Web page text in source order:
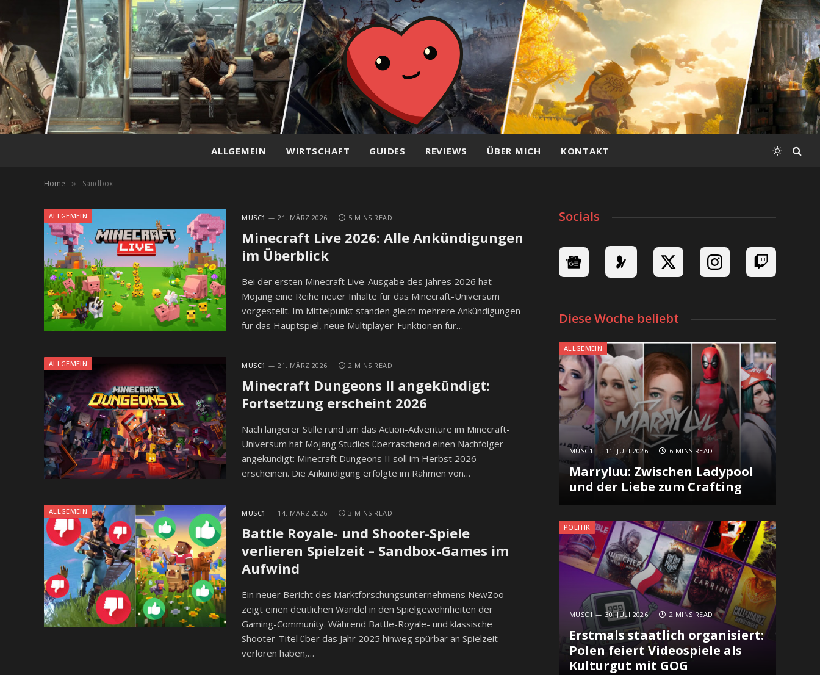
ALLGEMEIN WIRTSCHAFT GUIDES REVIEWS ÜBER MICH KONTAKT
Home » Sandbox
ALLGEMEIN MUSC1 21. MÄRZ 2026 5 MINS READ
Minecraft Live 2026: Alle Ankündigungen
im Überblick
Bei der ersten Minecraft Live-Ausgabe des Jahres 2026 hat
Mojang eine Reihe neuer Inhalte für das Minecraft-Universum
vorgestellt. Im Mittelpunkt standen gleich mehrere Ankündigungen
für das Hauptspiel, neue Multiplayer-Funktionen für…
ALLGEMEIN MUSC1 21. MÄRZ 2026 2 MINS READ
Minecraft Dungeons II angekündigt:
Fortsetzung erscheint 2026
Nach längerer Stille rund um das Action-Adventure im Minecraft-
Universum hat Mojang Studios überraschend einen Nachfolger
angekündigt: Minecraft Dungeons II soll im Herbst 2026
erscheinen. Die Ankündigung erfolgte im Rahmen von…
ALLGEMEIN MUSC1 14. MÄRZ 2026 3 MINS READ
Battle Royale- und Shooter-Spiele
verlieren Spielzeit – Sandbox-Games im
Aufwind
Ein neuer Bericht des Marktforschungsunternehmens NewZoo
zeigt einen deutlichen Wandel in den Spielgewohnheiten der
Gaming-Community. Während Battle-Royale- und klassische
Shooter-Titel über das Jahr 2025 hinweg spürbar an Spielzeit
verloren haben,…
Socials
Diese Woche beliebt
ALLGEMEIN
MUSC1 11. JULI 2026 6 MINS READ
Marryluu: Zwischen Ladypool
und der Liebe zum Crafting
POLITIK
MUSC1 30. JULI 2026 2 MINS READ
Erstmals staatlich organisiert:
Polen feiert Videospiele als
Kulturgut mit GOG